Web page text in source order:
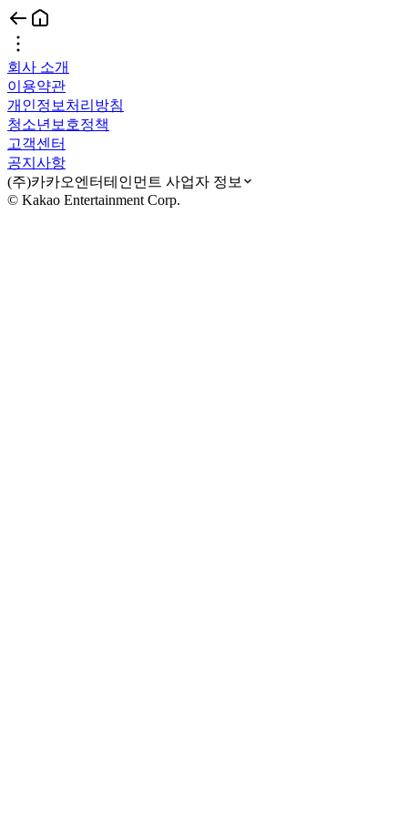
회사 소개
이용약관
개인정보처리방침
청소년보호정책
고객센터
공지사항
(주)카카오엔터테인먼트 사업자 정보
© Kakao Entertainment Corp.